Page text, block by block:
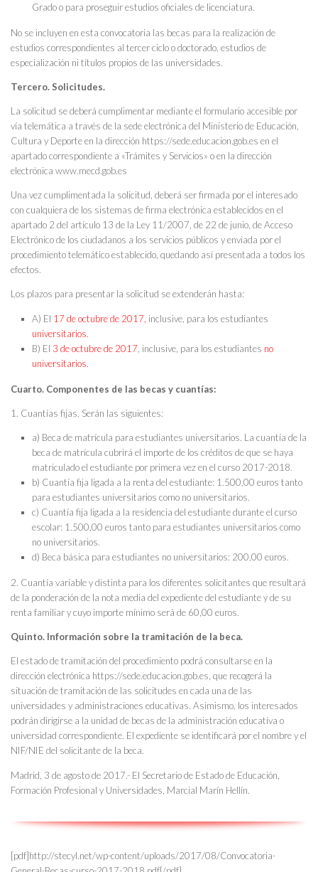
Grado o para proseguir estudios oficiales de licenciatura.
No se incluyen en esta convocatoria las becas para la realización de
estudios correspondientes al tercer ciclo o doctorado, estudios de
especialización ni títulos propios de las universidades.
Tercero. Solicitudes.
La solicitud se deberá cumplimentar mediante el formulario accesible por
vía telemática a través de la sede electrónica del Ministerio de Educación,
Cultura y Deporte en la dirección https://sede.educacion.gob.es en el
apartado correspondiente a «Trámites y Servicios» o en la dirección
electrónica www.mecd.gob.es
Una vez cumplimentada la solicitud, deberá ser firmada por el interesado
con cualquiera de los sistemas de firma electrónica establecidos en el
apartado 2 del artículo 13 de la Ley 11/2007, de 22 de junio, de Acceso
Electrónico de los ciudadanos a los servicios públicos y enviada por el
procedimiento telemático establecido, quedando así presentada a todos los
efectos.
Los plazos para presentar la solicitud se extenderán hasta:
A) El 17 de octubre de 2017, inclusive, para los estudiantes
universitarios.
B) El 3 de octubre de 2017 , inclusive, para los estudiantes no
universitarios.
Cuarto. Componentes de las becas y cuantías:
1. Cuantías fijas. Serán las siguientes:
a) Beca de matrícula para estudiantes universitarios. La cuantía de la
beca de matrícula cubrirá el importe de los créditos de que se haya
matriculado el estudiante por primera vez en el curso 2017-2018.
b) Cuantía fija ligada a la renta del estudiante: 1.500,00 euros tanto
para estudiantes universitarios como no universitarios.
c) Cuantía fija ligada a la residencia del estudiante durante el curso
escolar: 1.500,00 euros tanto para estudiantes universitarios como
no universitarios.
d) Beca básica para estudiantes no universitarios: 200,00 euros.
2. Cuantía variable y distinta para los diferentes solicitantes que resultará
de la ponderación de la nota media del expediente del estudiante y de su
renta familiar y cuyo importe mínimo será de 60,00 euros.
Quinto. Información sobre la tramitación de la beca.
El estado de tramitación del procedimiento podrá consultarse en la
dirección electrónica https://sede.educacion.gob.es, que recogerá la
situación de tramitación de las solicitudes en cada una de las
universidades y administraciones educativas. Asimismo, los interesados
podrán dirigirse a la unidad de becas de la administración educativa o
universidad correspondiente. El expediente se identificará por el nombre y el
NIF/NIE del solicitante de la beca.
Madrid, 3 de agosto de 2017.- El Secretario de Estado de Educación,
Formación Profesional y Universidades, Marcial Marín Hellín.
[pdf]http://stecyl.net/wp-content/uploads/2017/08/Convocatoria-